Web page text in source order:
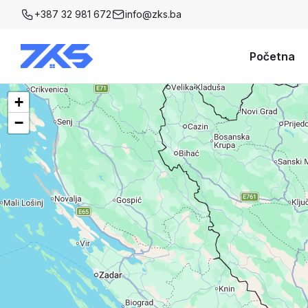
+387 32 981 672 info@zks.ba
Početna
+
−